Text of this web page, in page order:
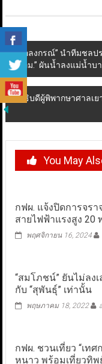
Post
navigation
“อลงกรณ์” นำทีมชลป
“กทม.” ผันน้ำลงแม่น้ำบ
อธิบดีผู้พิพากษาศาลเ
You May
กฟผ. แจ้งปิดการจร
สายไฟฟ้าแรงสูง 20
พฤศจิกายน 16, 2024
“สมโภชน์” ยันไม่ลง
กับ “สุพันธุ์” เท่านั้น
พฤษภาคม 18, 2022
กฟผ. ชวนเที่ยว “เท
หนาว พร้อมเที่ยวทิ